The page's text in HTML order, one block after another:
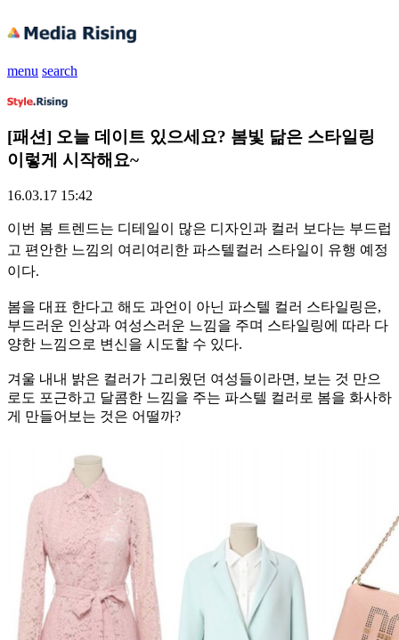
menu search
[패션] 오늘 데이트 있으세요? 봄빛 닮은 스타일링
이렇게 시작해요~
16.03.17 15:42
이번 봄 트렌드는 디테일이 많은 디자인과 컬러 보다는 부드럽
고 편안한 느낌의 여리여리한 파스텔컬러 스타일이 유행 예정
이다.
봄을 대표 한다고 해도 과언이 아닌 파스텔 컬러 스타일링은,
부드러운 인상과 여성스러운 느낌을 주며 스타일링에 따라 다
양한 느낌으로 변신을 시도할 수 있다.
겨울 내내 밝은 컬러가 그리웠던 여성들이라면, 보는 것 만으
로도 포근하고 달콤한 느낌을 주는 파스텔 컬러로 봄을 화사하
게 만들어보는 것은 어떨까?